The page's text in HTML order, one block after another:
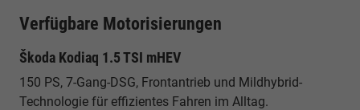
Verfügbare Motorisierungen
Škoda Kodiaq 1.5 TSI mHEV
150 PS, 7-Gang-DSG, Frontantrieb und Mildhybrid-
Technologie für effizientes Fahren im Alltag.